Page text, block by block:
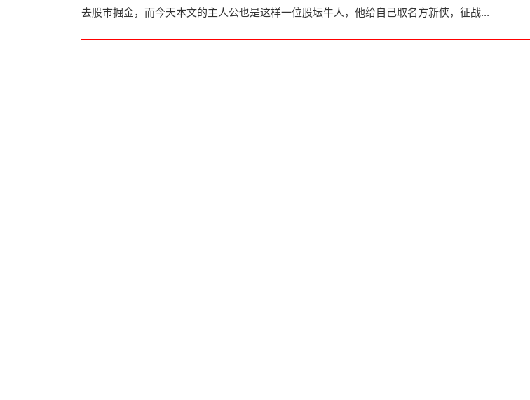
去股市掘金，而今天本文的主人公也是这样一位股坛牛人，他给自己取名方新侠，征战...